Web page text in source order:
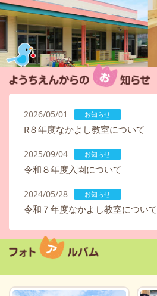
2026/05/01 お知らせ
R８年度なかよし教室について
2025/09/04 お知らせ
令和８年度入園について
2024/05/28 お知らせ
令和７年度なかよし教室について